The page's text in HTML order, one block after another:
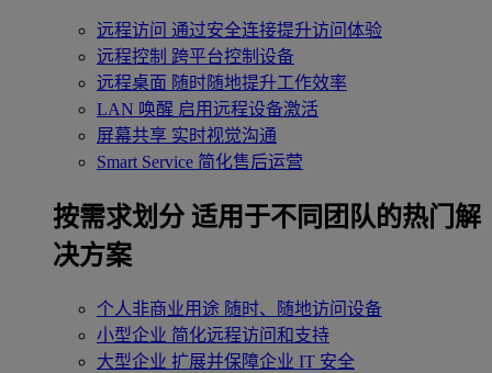
远程访问 通过安全连接提升访问体验
远程控制 跨平台控制设备
远程桌面 随时随地提升工作效率
LAN 唤醒 启用远程设备激活
屏幕共享 实时视觉沟通
Smart Service 简化售后运营
按需求划分 适用于不同团队的热门解
决方案
个人非商业用途 随时、随地访问设备
小型企业 简化远程访问和支持
大型企业 扩展并保障企业 IT 安全